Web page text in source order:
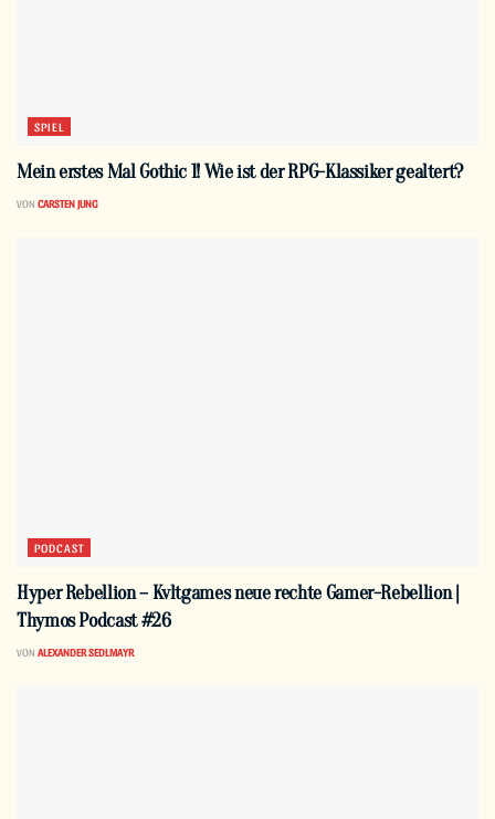
SPIEL
Mein erstes Mal Gothic 1! Wie ist der RPG-Klassiker gealtert?
VON CARSTEN JUNG
PODCAST
Hyper Rebellion – Kvltgames neue rechte Gamer-Rebellion |
Thymos Podcast #26
VON ALEXANDER SEDLMAYR